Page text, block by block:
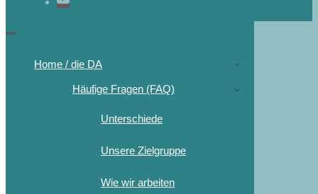
Home / die DA
Häufige Fragen (FAQ)
Unterschiede
Unsere Zielgruppe
Wie wir arbeiten